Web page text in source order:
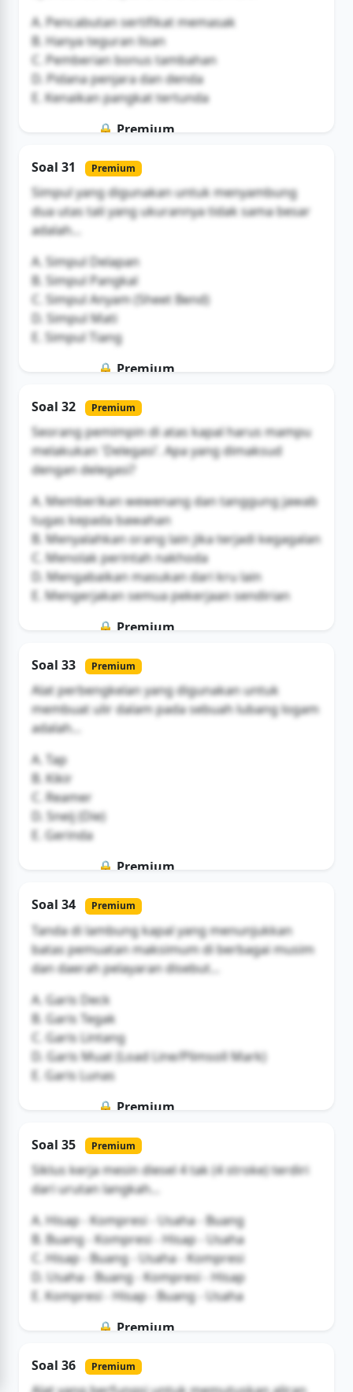
A. Pencabutan sertifikat memasak
B. Hanya teguran lisan
C. Pemberian bonus tambahan
D. Pidana penjara dan denda
E. Kenaikan pangkat tertunda
🔒 Premium
Buka Akses
Soal 31 Premium
Simpul yang digunakan untuk menyambung
dua utas tali yang ukurannya tidak sama besar
adalah...
A. Simpul Delapan
B. Simpul Pangkal
C. Simpul Anyam (Sheet Bend)
D. Simpul Mati
E. Simpul Tiang
🔒 Premium
Buka Akses
Soal 32 Premium
Seorang pemimpin di atas kapal harus mampu
melakukan 'Delegasi'. Apa yang dimaksud
dengan delegasi?
A. Memberikan wewenang dan tanggung jawab
tugas kepada bawahan
B. Menyalahkan orang lain jika terjadi kegagalan
C. Menolak perintah nakhoda
D. Mengabaikan masukan dari kru lain
E. Mengerjakan semua pekerjaan sendirian
🔒 Premium
Buka Akses
Soal 33 Premium
Alat perbengkelan yang digunakan untuk
membuat ulir dalam pada sebuah lubang logam
adalah...
A. Tap
B. Kikir
C. Reamer
D. Sneij (Die)
E. Gerinda
🔒 Premium
Buka Akses
Soal 34 Premium
Tanda di lambung kapal yang menunjukkan
batas pemuatan maksimum di berbagai musim
dan daerah pelayaran disebut...
A. Garis Deck
B. Garis Tegak
C. Garis Lintang
D. Garis Muat (Load Line/Plimsoll Mark)
E. Garis Lunas
🔒 Premium
Buka Akses
Soal 35 Premium
Siklus kerja mesin diesel 4 tak (4 stroke) terdiri
dari urutan langkah...
A. Hisap - Kompresi - Usaha - Buang
B. Buang - Kompresi - Hisap - Usaha
C. Hisap - Buang - Usaha - Kompresi
D. Usaha - Buang - Kompresi - Hisap
E. Kompresi - Hisap - Buang - Usaha
🔒 Premium
Buka Akses
Soal 36 Premium